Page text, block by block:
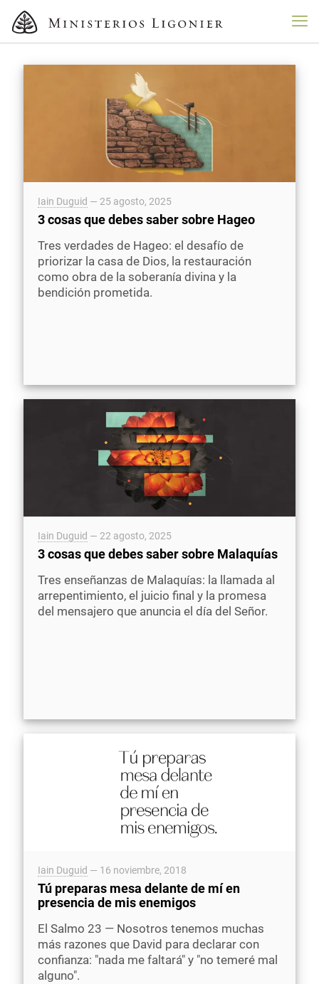
Iain Duguid — 25 agosto, 2025
3 cosas que debes saber sobre Hageo
Tres verdades de Hageo: el desafío de
priorizar la casa de Dios, la restauración
como obra de la soberanía divina y la
bendición prometida.
Iain Duguid — 22 agosto, 2025
3 cosas que debes saber sobre Malaquías
Tres enseñanzas de Malaquías: la llamada al
arrepentimiento, el juicio final y la promesa
del mensajero que anuncia el día del Señor.
Iain Duguid — 16 noviembre, 2018
Tú preparas mesa delante de mí en
presencia de mis enemigos
El Salmo 23 — Nosotros tenemos muchas
más razones que David para declarar con
confianza: "nada me faltará" y "no temeré mal
alguno".